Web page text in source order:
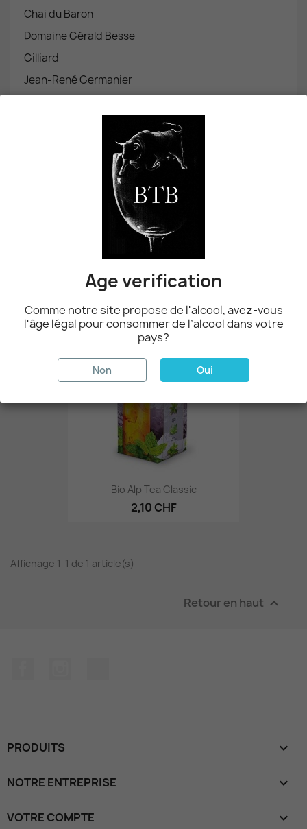
Chai du Baron
Domaine Gérald Besse
Gilliard
Jean-René Germanier
Affichage 1-1 de 1 article(s)
Bio Alp Tea Classic
2,10 CHF
favorite_border
Affichage 1-1 de 1 article(s)
Retour en haut 
PRODUITS 
NOTRE ENTREPRISE 
VOTRE COMPTE 
Age verification
Comme notre site propose de l'alcool, avez-vous
l'âge légal pour consommer de l’alcool dans votre
pays?
Non Oui